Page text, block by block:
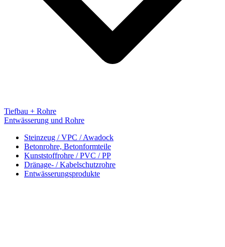
Tiefbau + Rohre
Entwässerung und Rohre
Steinzeug / VPC / Awadock
Betonrohre, Betonformteile
Kunststoffrohre / PVC / PP
Dränage- / Kabelschutzrohre
Entwässerungsprodukte